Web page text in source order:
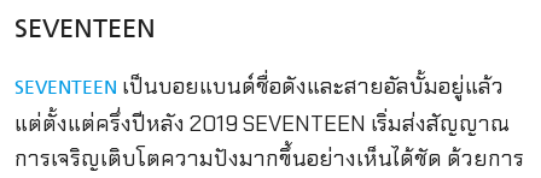
SEVENTEEN
SEVENTEEN เป็นบอยแบนด์ชื่อดังและสายอัลบั้มอยู่แล้ว
แต่ตั้งแต่ครึ่งปีหลัง 2019 SEVENTEEN เริ่มส่งสัญญาณ
การเจริญเติบโตความปังมากขึ้นอย่างเห็นได้ชัด ด้วยการ